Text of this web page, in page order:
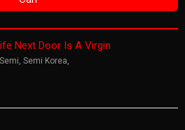
Next Door Is A Virgin
Semi, Semi Korea,